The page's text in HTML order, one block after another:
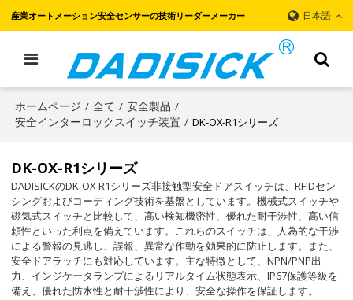
産業オートメーション安全センサーの技術リーダーメーカー 日本語
ホームページ / 全て / 安全製品 /
安全インターロックスイッチ装置 / DK-OX-R1シリーズ
DK-OX-R1シリーズ
DADISICKのDK-OX-R1シリーズ非接触型安全ドアスイッチは、RFIDセン
シングおよびコーディング技術を基盤としています。機械式スイッチや
磁気式スイッチと比較して、高い検知機密性、優れた耐干渉性、高い信
頼性といった利点を備えています。これらのスイッチは、人為的な干渉
による警報の見逃し、誤報、異常な作動を効果的に防止します。また、
安全ドアラッチにも対応しています。主な特徴として、NPN/PNP出
力、インジケータランプによるリアルタイム状態表示、IP67保護等級を
備え、優れた防水性と耐干渉性により、安全な操作を保証します。